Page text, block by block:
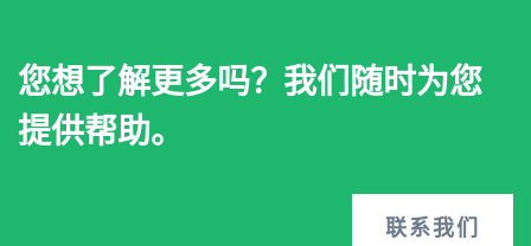
您想了解更多吗？我们随时为您
提供帮助。
联系我们